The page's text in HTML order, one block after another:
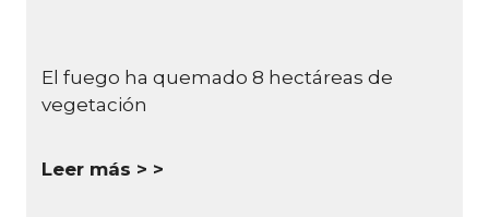
El fuego ha quemado 8 hectáreas de
vegetación
Leer más >